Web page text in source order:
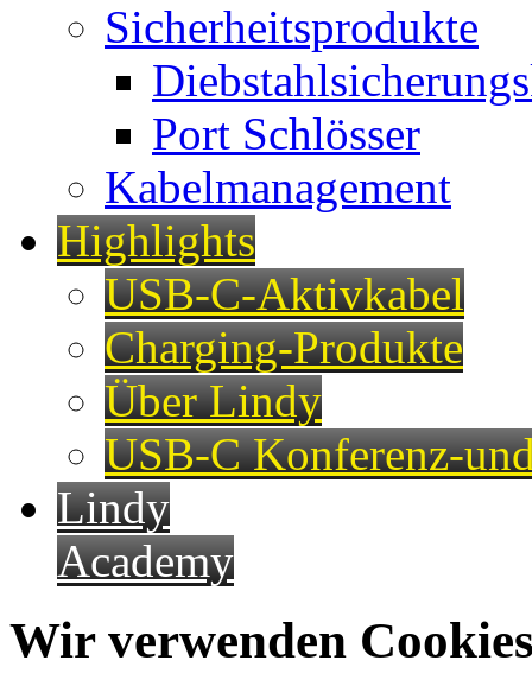
Sicherheitsprodukte
Port Schlösser
Kabelmanagement
Highlights
USB-C-Aktivkabel
Charging-Produkte
Über Lindy
USB-C Konferenz-
Lindy
Academy
Wir verwenden